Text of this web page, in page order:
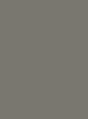
了承ください。